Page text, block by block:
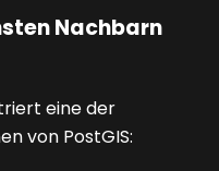
Nachbarn
eine der
von PostGIS: